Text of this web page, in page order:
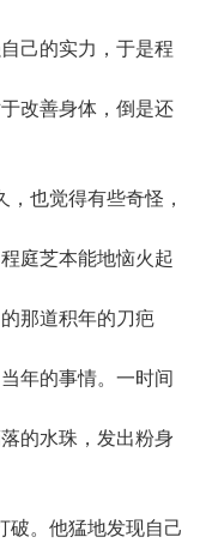
己的实力，于是程
改善身体，倒是还
也觉得有些奇怪，
庭芝本能地恼火起
那道积年的刀疤
年的事情。一时间
的水珠，发出粉身
。他猛地发现自己